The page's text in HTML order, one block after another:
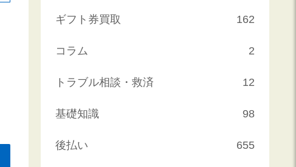
ギフト券買取 162
コラム 2
トラブル相談・救済 12
基礎知識 98
後払い 655